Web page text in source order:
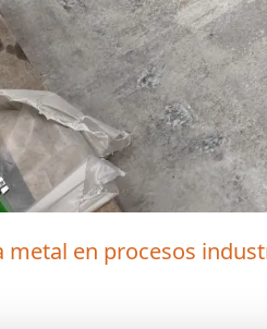
metal en procesos